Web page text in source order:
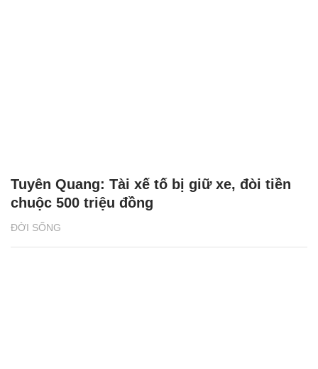
ĐỜI SỐNG
Tuyên Quang: Tài xế tố bị giữ xe, đòi tiền
chuộc 500 triệu đồng